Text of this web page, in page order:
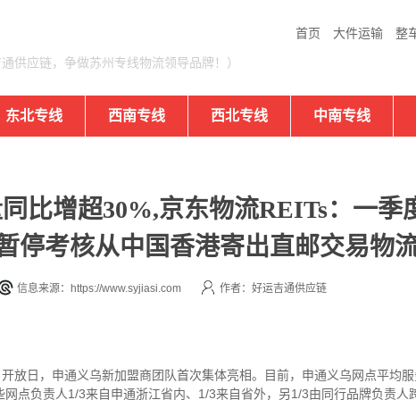
首页 大件运输 整
供应链，争做苏州专线物流领导品牌！）
东北专线 西南专线 西北专线 中南专线
比增超30%,京东物流REITs：一季
停考核从中国香港寄出直邮交易物
信息来源：https://www.syjiasi.com 作者：好运吉通供应链
放日，申通义乌新加盟商团队首次集体亮相。目前，申通义乌网点平均
点负责人1/3来自申通浙江省内、1/3来自省外，另1/3由同行品牌负责人